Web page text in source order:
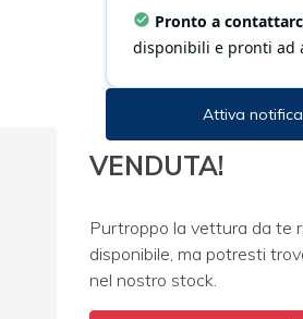
Pronto a
disponibili e pronti ad
Attiva
VENDUTA!
Purtroppo la vettura da te
disponibile, ma potresti
nel nostro stock.